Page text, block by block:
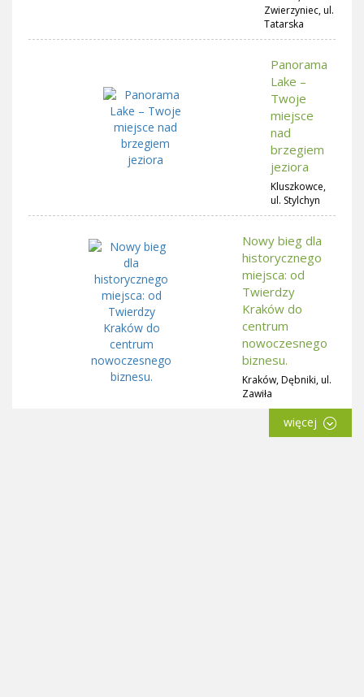
Zwierzyniec, ul.
Tatarska
Panorama
Lake –
Twoje
miejsce
nad
brzegiem
jeziora
Kluszkowce,
ul. Stylchyn
Nowy bieg dla
historycznego
miejsca: od
Twierdzy
Kraków do
centrum
nowoczesnego
biznesu.
Kraków, Dębniki, ul.
Zawiła
więcej